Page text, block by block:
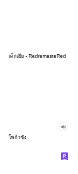
เด็กเฮีย - RedremasteRed
โพก้าซัง